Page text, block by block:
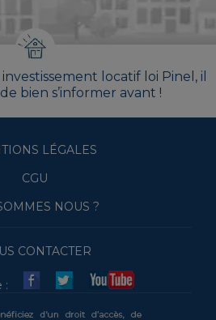
locatif loi Pinel, il
bien s’informer avant !
LÉGALES
CGU
NOUS ?
CONTACTER
: